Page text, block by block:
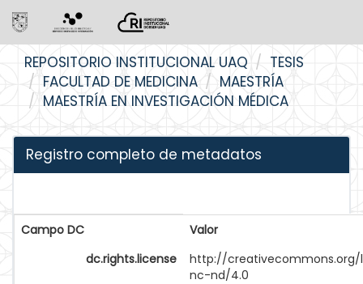
navigation
REPOSITORIO INSTITUCIONAL UAQ
TESIS
FACULTAD DE MEDICINA
MAESTRÍA
MAESTRÍA EN INVESTIGACIÓN MÉDICA
Registro completo de metadatos
Campo DC
Valor
dc.rights.license
http://
nc-nd/4.0